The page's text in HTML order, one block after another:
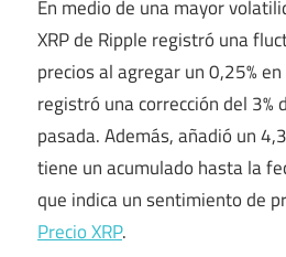
En medio de una mayor
XRP de Ripple registró una
precios al agregar un 0,25%
registró una corrección del 3%
pasada. Además, añadió un
tiene un acumulado hasta la
que indica un sentimiento de
Precio XRP.